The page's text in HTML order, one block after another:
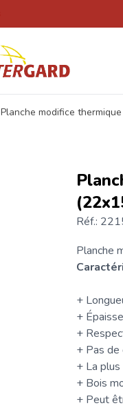
Planche modifice
Réf.:
Planche
+
+
+
+ Pas de
+ La
+ Bois
+ Peut